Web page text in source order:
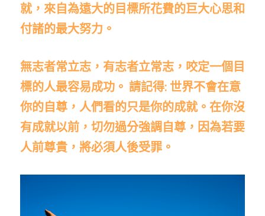
就，來自為遠大的目標所花費的巨大心思和
付諸的最大努力。
無志者常立志，有志者立常志，咬定一個目
標的人最容易成功。 請記得: 世界不會在意
你的自尊，人們看的只是你的成就。在你沒
有成就以前，切勿過分強調自尊，因為若要
人前尊貴，將必須人後受罪。